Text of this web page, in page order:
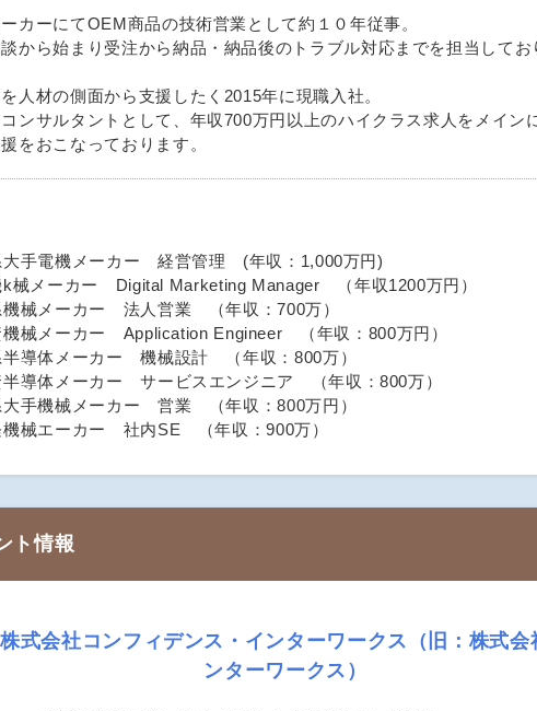
カーにてOEM商品の技術営業として約１０年従事。
から始まり受注から納品・納品後のトラブル対応までを担当してお
人材の側面から支援したく2015年に現職入社。
ンサルタントとして、年収700万円以上のハイクラス求人をメイン
をおこなっております。
大手電機メーカー 経営管理 (年収：1,000万円)
k械メーカー Digital Marketing Manager （年収1200万円）
機械メーカー 法人営業 （年収：700万）
機械メーカー Application Engineer （年収：800万円）
半導体メーカー 機械設計 （年収：800万）
半導体メーカー サービスエンジニア （年収：800万）
大手機械メーカー 営業 （年収：800万円）
機械エーカー 社内SE （年収：900万）
ト情報
株式会社コンフィデンス・インターワークス（旧：株式会
ンターワークス）